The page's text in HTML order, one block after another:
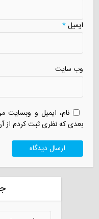
ایمیل*
وب سایت
نام، ایمیل و وبسایت
بعدی که نظری ثبت کردم از